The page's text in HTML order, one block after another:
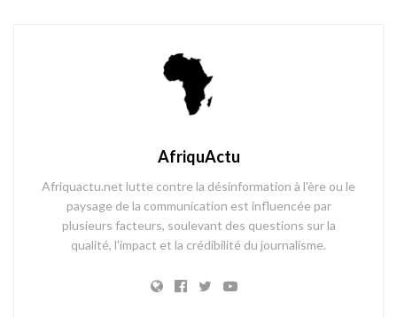
AfriquActu
Afriquactu.net lutte contre la désinformation à l'ère ou le
paysage de la communication est influencée par
plusieurs facteurs, soulevant des questions sur la
qualité, l'impact et la crédibilité du journalisme.